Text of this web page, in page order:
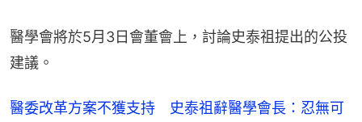
醫學會將於5月3日會董會上，討論史泰祖提出的公投
建議。
醫委改革方案不獲支持 史泰祖辭醫學會長：忍無可